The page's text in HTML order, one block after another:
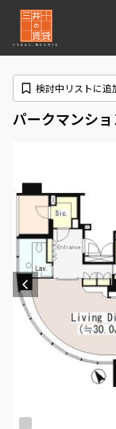
パークマンシ
検討中リストに追